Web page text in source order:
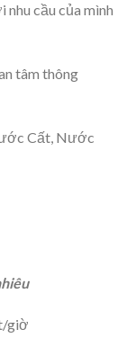
nhu cầu của mình
tâm thông
Cất, Nước
giờ